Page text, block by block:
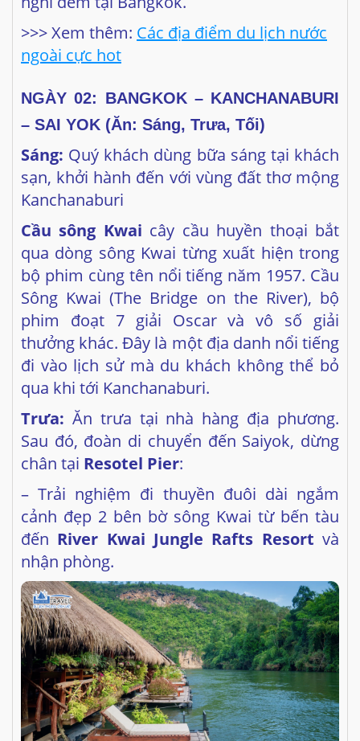
NGÀY 02: BANGKOK – KANCHANABURI
– SAI YOK (Ăn: Sáng, Trưa, Tối)
Sáng:
sạn, khởi hành đến với vùng đất thơ mộng
Kanchanaburi
Cầu sông Kwaicây cầu huyền thoại bắt
qua dòng sông Kwai từng xuất hiện trong
bộ phim cùng tên nổi tiếng năm 1957. Cầu
Sông Kwai (The Bridge on the River), bộ
phim đoạt 7 giải Oscar và vô số giải
thưởng khác. Đây là một địa danh nổi tiếng
đi vào lịch sử mà du khách không thể bỏ
qua khi tới Kanchanaburi.
Trưa:Ăn trưa tại nhà hàng địa phương.
Sau đó, đoàn di chuyển đến Saiyok, dừng
chân tạiResotel Pier:
– Trải nghiệm đi thuyền đuôi dài ngắm
cảnh đẹp 2 bên bờ sông Kwai từ bến tàu
đến River Kwai Jungle Rafts Resort
nhận phòng.
River Kwai Jungle Raft là một trong những
resort thân thiện với môi trường ở